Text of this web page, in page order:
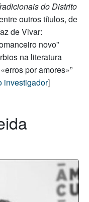
do Distrito
outros títulos, de
de Vivar:
novo”
na literatura
por amores»”
investigador]